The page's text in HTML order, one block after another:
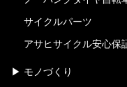
サイクルパーツ
アサヒサイクル安心保
モノづくり